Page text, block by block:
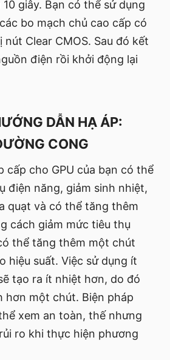
giây. Bạn có thể sử dụng
bo mạch chủ cao cấp có
Clear CMOS. Sau đó kết
điện rồi khởi động lại
DẪN HẠ ÁP:
CONG
cấp cho GPU của bạn có thể
điện năng, giảm sinh nhiệt,
quạt và có thể tăng thêm
cách giảm mức tiêu thụ
thể tăng thêm một chút
hiệu suất. Việc sử dụng ít
tạo ra ít nhiệt hơn, do đó
hơn một chút. Biện pháp
xem an toàn, thế nhưng
ro khi thực hiện phương